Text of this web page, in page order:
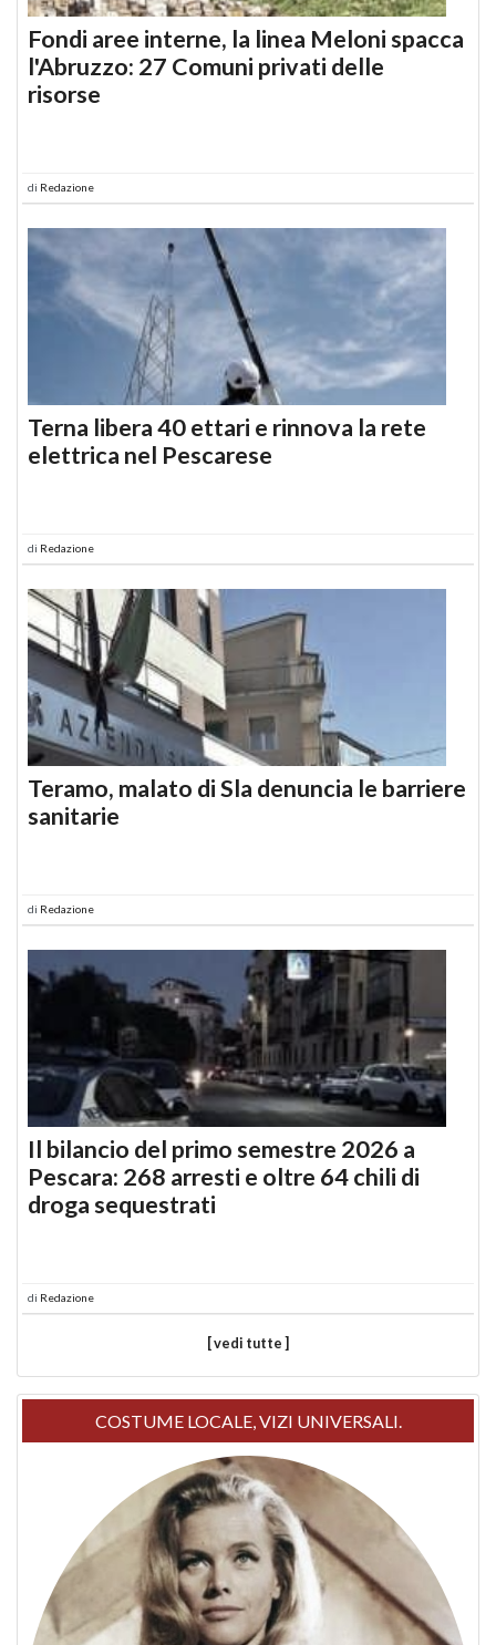
Fondi aree interne, la linea Meloni spacca
l'Abruzzo: 27 Comuni privati delle
risorse
di Redazione
Terna libera 40 ettari e rinnova la rete
elettrica nel Pescarese
di Redazione
Teramo, malato di Sla denuncia le barriere
sanitarie
di Redazione
Il bilancio del primo semestre 2026 a
Pescara: 268 arresti e oltre 64 chili di
droga sequestrati
di Redazione
[ vedi tutte ]
COSTUME LOCALE, VIZI UNIVERSALI.